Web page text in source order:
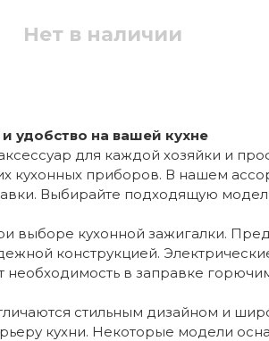
Нет в наличии
удобство на вашей кухне
для каждой хозяйки и
кухонных приборов. В нашем
Выбирайте подходящую
выборе кухонной зажигалки.
конструкцией.
в заправке
стильным дизайном и
кухни. Некоторые модели